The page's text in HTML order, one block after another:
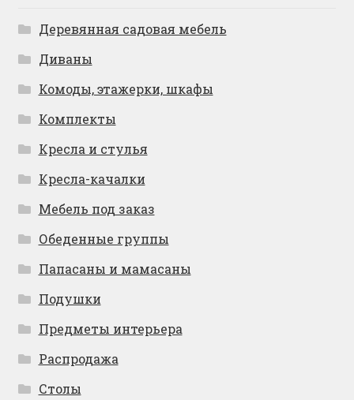
Деревянная садовая мебель
Диваны
Комоды, этажерки, шкафы
Комплекты
Кресла и стулья
Кресла-качалки
Мебель под заказ
Обеденные группы
Папасаны и мамасаны
Подушки
Предметы интерьера
Распродажа
Столы